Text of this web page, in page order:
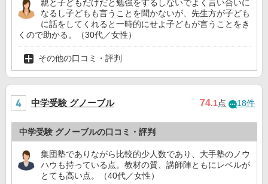
親と子どもだけだと勉強をするしないでよく言い合いに
なるし子どもも言うことを聞かないが、先生方が子ども
に話をしてくれると一時的にせよ子どもが言うことをき
くので助かる。（30代／女性）
その他の口コミ・評判
中学受験 グノーブル 74.1点 18件
中学受験 グノーブルの口コミ・評判
集団塾でありながら比較的少人数であり、大手塾のノウ
ハウも持っている点。教材の質、講師陣ともにレベルが
とても高い点。（40代／女性）